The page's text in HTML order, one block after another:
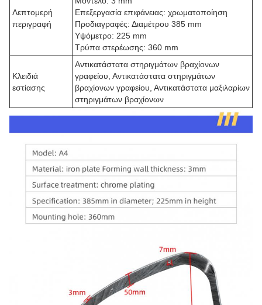
Λεπτομερή
περιγραφή
Επεξεργασία επιφάνειας: χρωματοποίηση
Προδιαγραφές: Διαμέτρου 385 mm
Υψόμετρο: 225 mm
Τρύπα στερέωσης: 360 mm
Κλειδιά
εστίασης
Αντικατάστατα στηριγμάτων βραχίονων
γραφείου, Αντικατάστατα στηριγμάτων
βραχίονων γραφείου, Αντικατάστατα μαξιλαρίων
στηριγμάτων βραχίονων